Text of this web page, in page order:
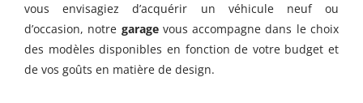
vous envisagiez d’acquérir un véhicule neuf ou
d’occasion, notre garagevous accompagne dans le choix
des modèles disponibles en fonction de votre budget et
de vos goûts en matière de design.